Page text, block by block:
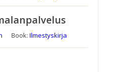
Book:Ilmestyskirja